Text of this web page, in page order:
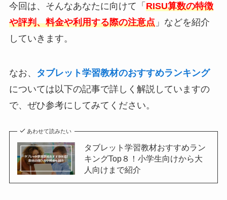
今回は、そんなあなたに向けて「 RISU算数の特徴
や評判、料金や利用する際の注意点」などを紹介
していきます。
なお、
タブレット学習教材のおすすめランキング
については以下の記事で詳しく解説していますの
で、ぜひ参考にしてみてください。
あわせて読みたい
タブレット学習教材おすすめラン
キングTop８！小学生向けから大
人向けまで紹介